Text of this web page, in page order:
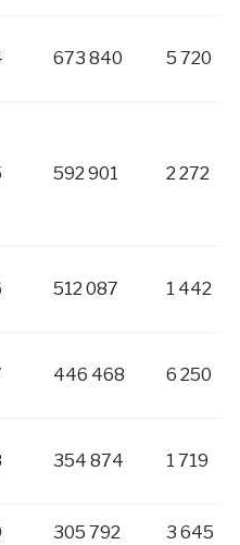
673 840 5 720
592 901 2 272
512 087 1 442
446 468 6 250
354 874 1 719
305 792 3 645